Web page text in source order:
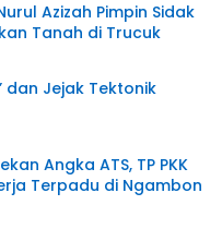
Azizah Pimpin Sidak
Tanah di Trucuk
dan Jejak Tektonik
Angka ATS, TP PKK
Terpadu di Ngambon